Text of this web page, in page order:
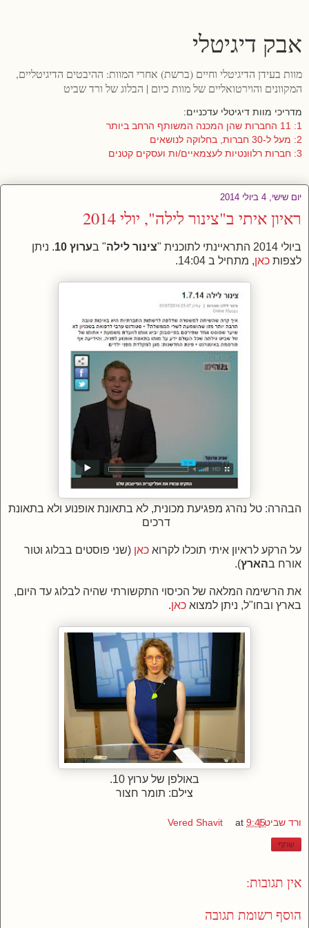
אבק דיגיטלי
מוות בעידן הדיגיטלי וחיים (ברשת) אחרי המוות: ההיבטים הדיגיטליים,
המקוונים והוירטואליים של מוות כיום | הבלוג של ורד שביט
מדריכי מוות דיגיטלי עדכניים:
1: 11 החברות שהן המכנה המשותף הרחב ביותר
2: מעל ל-30 חברות, בחלוקה לנושאים
3: חברות רלוונטיות לעצמאיים/ות ועסקים קטנים
יום שישי, 4 ביולי 2014
ראיון איתי ב"צינור לילה", יולי 2014
ביולי 2014 התראיינתי לתוכנית " צינור לילה" בערוץ 10
. ניתן
לצפות כאן, מתחיל ב 14:04.
הבהרה: טל נהרג מפגיעת מכונית, לא בתאונת אופנוע ולא בתאונת
דרכים
על הרקע לראיון איתי תוכלו לקרוא כאן (שני פוסטים בבלוג וטור
אורח בהארץ).
את הרשימה המלאה של הכיסוי התקשורתי שהיה לבלוג עד היום,
בארץ ובחו"ל, ניתן למצוא כאן.
באולפן של ערוץ 10.
צילם: תומר חצור
ורד שביט | Vered Shavit at9:45
שתף
אין תגובות:
הוסף רשומת תגובה